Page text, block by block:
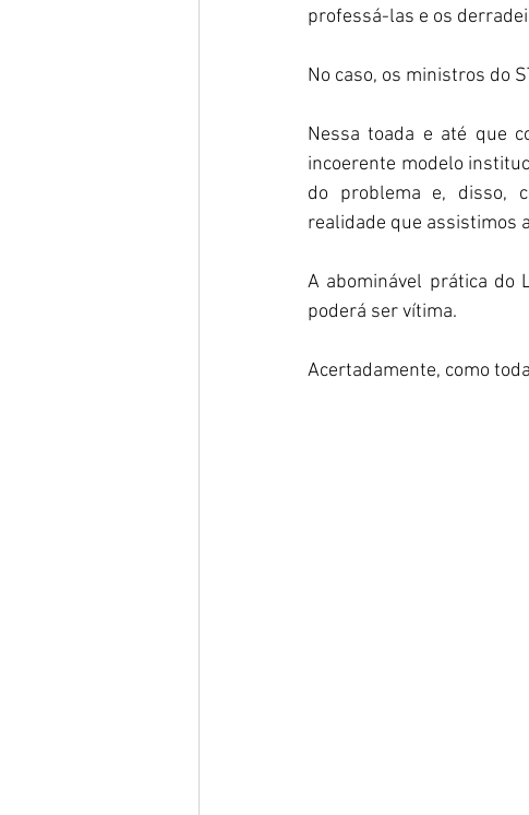
professá-las e os
No caso, os ministros do
Nessa toada e até que
incoerente modelo
do problema e, disso,
realidade que assistimos
A abominável prática do
poderá ser vítima.
Acertadamente, como